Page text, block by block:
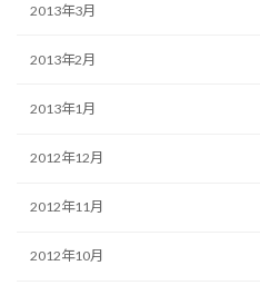
2013年3月
2013年2月
2013年1月
2012年12月
2012年11月
2012年10月